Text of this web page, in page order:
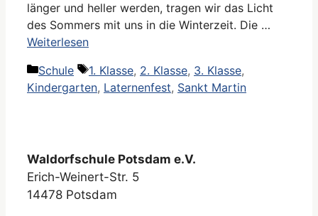
länger und heller werden, tragen wir das Licht
des Sommers mit uns in die Winterzeit. Die …
Weiterlesen
Kategorien
Schule Schlagwörter
1. Klasse, 2. Klasse, 3. Klasse,
Kindergarten, Laternenfest, Sankt Martin
Waldorfschule Potsdam e.V.
Erich-Weinert-Str. 5
14478 Potsdam